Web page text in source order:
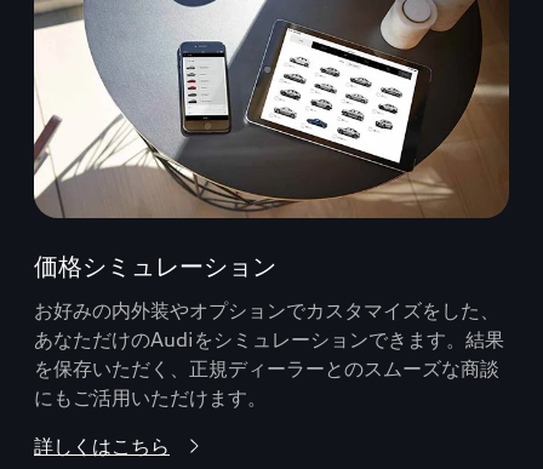
価格シミュレーション
お好みの内外装やオプションでカスタマイズをした、
あなただけのAudiをシミュレーションできます。結果
を保存いただく、正規ディーラーとのスムーズな商談
にもご活用いただけます。
詳しくはこちら